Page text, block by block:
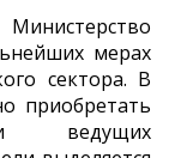
мерах
сектора. В
приобретать
ведущих